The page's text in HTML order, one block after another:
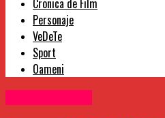
Cronica de Film
Personaje
VeDeTe
Sport
Oameni